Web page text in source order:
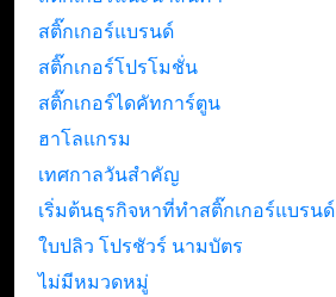
สติ๊กเกอร์แบรนด์
สติ๊กเกอร์โปรโมชั่น
สติ๊กเกอร์ไดคัทการ์ตูน
ฮาโลแกรม
เทศกาลวันสำคัญ
เริ่มต้นธุรกิจหาที่ทำสติ๊กเกอร์แบรนด์
ใบปลิว โปรชัวร์ นามบัตร
ไม่มีหมวดหมู่